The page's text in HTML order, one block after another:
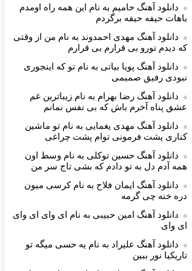
دانلود آهنگ حامیم به نام این همه راه اومدم
باهات حیفه حیفه برگردم
دانلود آهنگ مهدی احمدوند به نام من از وقتی
که دیدم تورو بی قرارم بی قرارم
دانلود آهنگ پویا بیاتی به نام ﺗﻮ ﻛﻪ اﻳﻨﺠﻮری
ﻧﺒﻮدی رﻓﻴﻖ ﺻﻤﻴﻤﻰ
دانلود آهنگ رضا بهرام به نام زیباترین غم
عشق پناه آخرم باش که بی نفس نمانم
دانلود آهنگ مهدی یغمایی به نام تو ماشین
کناری پشت فرمونی توام پشت چراغی
دانلود آهنگ حسین توکلی به نام وسط اون
همه آدم دل به تو دادم که بشی تاج سر من
دانلود آهنگ ایمان فلاح به نام کرسی میون
دره خنه چی گرمه
دانلود آهنگ امین حبیبی به نام ای وای ای وای
ای وای
دانلود آهنگ علیراد به نام یه حسی میگه تو
تاریکیا نور ببین